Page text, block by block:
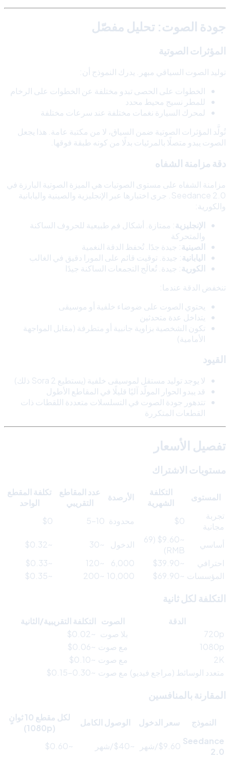
جودة الصوت: تحليل مفصّل
المؤثرات الصوتية
توليد الصوت السياقي مبهر. يدرك النموذج أن:
الخطوات على الحصى تبدو مختلفة عن الخطوات على الرخام
للمطر نسيج محيط محدد
لمحرك السيارة نغمات مختلفة عند سرعات مختلفة
تُولَّد المؤثرات الصوتية ضمن السياق، لا من مكتبة عامة. هذا يجعل
الصوت يبدو متصلًا بالمرئيات بدلًا من كونه طبقة فوقها.
دقة مزامنة الشفاه
مزامنة الشفاه على مستوى الصوتيات هي الميزة الصوتية البارزة في
Seedance 2.0. جرى اختبارها عبر الإنجليزية والصينية واليابانية
والكورية:
الإنجليزية: ممتازة. أشكال فم طبيعية للحروف الساكنة
والمتحركة
الصينية: جيدة جدًا. تُحفظ الدقة النغمية
اليابانية: جيدة. توقيت قائم على المورا دقيق في الغالب
الكورية: جيدة. تُعالَج التجمعات الساكنة جيدًا
تنخفض الدقة عندما:
يحتوي الصوت على ضوضاء خلفية أو موسيقى
يتداخل عدة متحدثين
تكون الشخصية بزاوية جانبية أو متطرفة (مقابل المواجهة
الأمامية)
القيود
لا يوجد توليد مستقل لموسيقى خلفية (يستطيع Sora 2 ذلك)
قد يبدو الحوار المولّد آليًا قليلًا في المقاطع الأطول
تتدهور جودة الصوت في التسلسلات متعددة اللقطات ذات
القطعات المتكررة
تفصيل الأسعار
مستويات الاشتراك
المستوى
التكلفة
الشهرية
الأرصدة
عدد المقاطع
التقريبي
تكلفة المقطع
الواحد
تجربة
مجانية
$0 محدودة 5-10
$0
أساسي
~$9.60 (69
RMB)
الدخول
احترافي
6,000
المؤسسات~$69.90
10,000
~200
التكلفة لكل ثانية
الدقة الصوت
التكلفة التقريبية/الثانية
720p
بلا صوت
1080p
مع صوت ~$0.06
2K
مع صوت ~$0.10
متعدد الوسائط (مراجع فيديو)مع صوت ~$0.15-0.30
المقارنة بالمنافسين
النموذج سعر الدخول الوصول الكامل
لكل مقطع 10 ثوانٍ
Seedance
2.0
$9.60/شهر